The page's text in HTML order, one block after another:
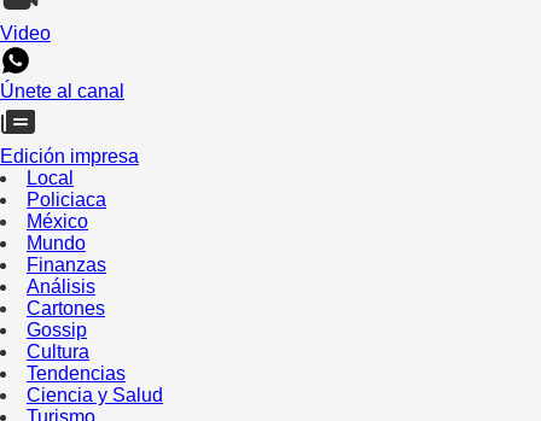
Video
Únete al canal
Edición impresa
Local
Policiaca
México
Mundo
Finanzas
Análisis
Cartones
Gossip
Cultura
Tendencias
Ciencia y Salud
Turismo